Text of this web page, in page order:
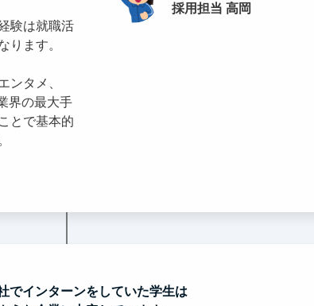
採用担当 高岡
験は就職活
ります。
ンタメ、
界の最大手
とで基本的
でインターンをしていた学生は